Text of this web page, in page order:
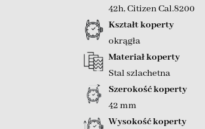
42h,Citizen Cal.8200
Kształt koperty
okrągła
Materiał koperty
Stal szlachetna
Szerokość koperty
42 mm
Wysokość koperty